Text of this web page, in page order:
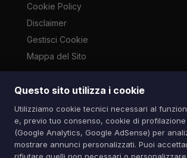
Questo sito utilizza i cookie
Utilizziamo cookie tecnici necessari al
e, previo tuo consenso, cookie di
(Google Analytics, Google AdSense) per
mostrare annunci personalizzati. Puoi
Cookie Policy
Disclaimer
Gestisci Cookie
Mappa del Sito
Le immagini presenti su questo sito sono di
cronaca ai sensi dell'art. 70 L. 633/1941.
info@spazioitech.it